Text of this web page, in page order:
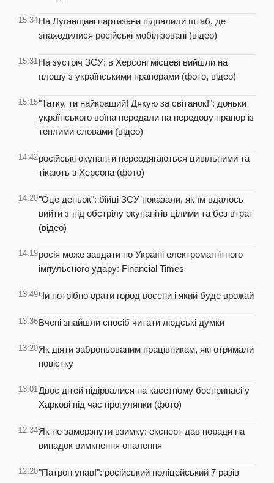
15:34На Луганщині партизани підпалили штаб, де
знаходилися російські мобілізовані (відео)
15:31На зустріч ЗСУ: в Херсоні місцеві вийшли на
площу з українськими прапорами (фото, відео)
15:15"Татку, ти найкращий! Дякую за світанок!": доньки
українського воїна передали на передову прапор із
теплими словами (відео)
14:42російські окупанти переодягаються цивільними та
тікають з Херсона (фото)
14:20"Оце деньок": бійці ЗСУ показали, як їм вдалось
вийти з-під обстрілу окупанітів цілими та без втрат
(відео)
14:19росія може завдати по Україні електромагнітного
імпульсного удару: Financial Times
13:49Чи потрібно орати город восени і який буде врожай
13:36Вчені знайшли спосіб читати людські думки
13:20Як діяти заброньованим працівникам, які отримали
повістку
13:01Двоє дітей підірвалися на касетному боєприпасі у
Харкові під час прогулянки (фото)
12:34Як не замерзнути взимку: експерт дав поради на
випадок вимкнення опалення
12:20"Патрон упав!": російський поліцейський 7 разів